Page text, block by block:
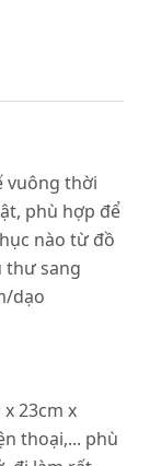
vuông thời
phù hợp để
nào từ đồ
thư sang
dạo
23cm x
thoại,... phù